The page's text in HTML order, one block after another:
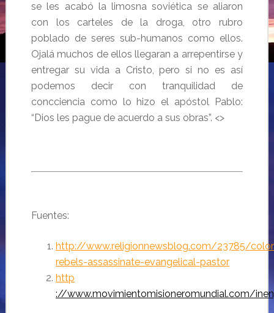
se les acabó la limosna soviética se aliaron
con los carteles de la droga, otro rubro
poblado de seres sub-humanos como ellos.
Ojalá muchos de ellos llegaran a arrepentirse y
entregar su vida a Cristo, pero si no es así
podemos decir con tranquilidad de
concciencia como lo hizo el apóstol Pablo:
“Dios les pague de acuerdo a sus obras”. <>
Fuentes:
http://www.religionnewsblog.com/23785/
rebels-assassinate-evangelical-pastor
http
://www.movimientomisioneromundial.com/